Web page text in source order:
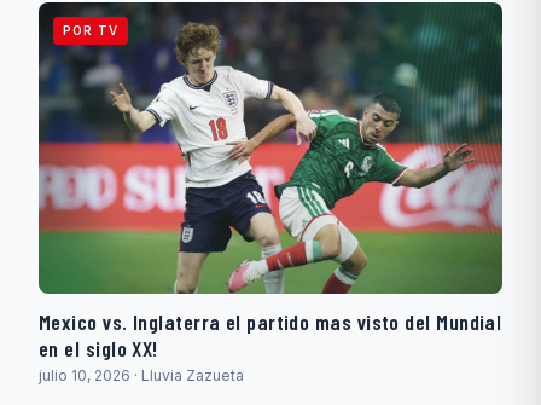
POR TV
Mexico vs. Inglaterra el partido mas visto del Mundial
en el siglo XX!
julio 10, 2026 · Lluvia Zazueta